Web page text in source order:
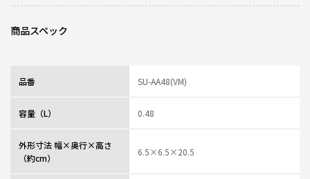
た
商品スペック
品番 SU-AA48(VM)
容量（L） 0.48
外形寸法 幅×奥行×高さ
（約cm）
6.5×6.5×20.5